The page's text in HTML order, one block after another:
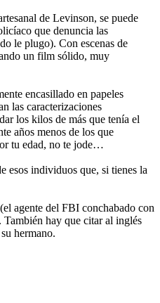
de Levinson, se puede
que denuncia las
le plugo). Con escenas de
un film sólido, muy
encasillado en papeles
las caracterizaciones
los kilos de más que tenía el
años menos de los que
tu edad, no te jode…
esos individuos que, si tienes la
agente del FBI conchabado con
También hay que citar al inglés
hermano.